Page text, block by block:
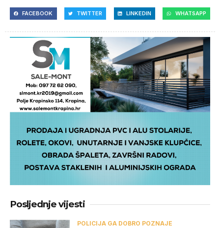
FACEBOOK TWITTER LINKEDIN WHATSAPP
Posljednje vijesti
POLICIJA GA DOBRO POZNAJE